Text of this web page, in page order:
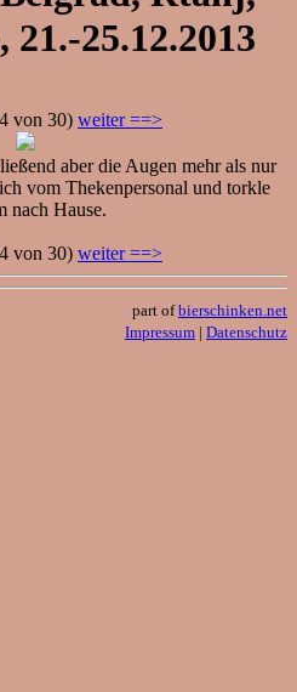
25.12.2013
von 30) weiter ==>
aber die Augen mehr als nur
vom Thekenpersonal und torkle
nach Hause.
von 30) weiter ==>
part ofbierschinken.net
Impressum | Datenschutz